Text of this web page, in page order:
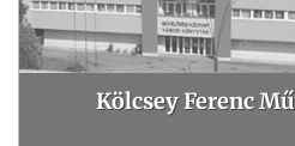
Kölcsey Ferenc